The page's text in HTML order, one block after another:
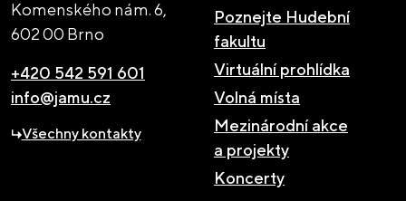
Komenského nám. 6,
602 00 Brno
+420 542 591 601
info@jamu.cz
Všechny kontakty
Poznejte Hudební
fakultu
Virtuální prohlídka
Volná místa
Mezinárodní akce
a projekty
Koncerty